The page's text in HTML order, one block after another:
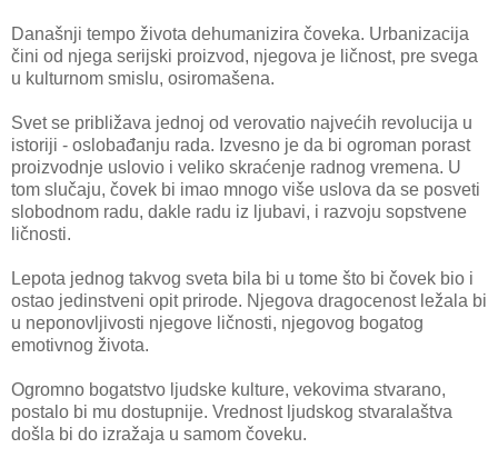
Današnji tempo života dehumanizira čoveka. Urbanizacija
čini od njega serijski proizvod, njegova je ličnost, pre svega
u kulturnom smislu, osiromašena.
Svet se približava jednoj od verovatio najvećih revolucija u
istoriji - oslobađanju rada. Izvesno je da bi ogroman porast
proizvodnje uslovio i veliko skraćenje radnog vremena. U
tom slučaju, čovek bi imao mnogo više uslova da se posveti
slobodnom radu, dakle radu iz ljubavi, i razvoju sopstvene
ličnosti.
Lepota jednog takvog sveta bila bi u tome što bi čovek bio i
ostao jedinstveni opit prirode. Njegova dragocenost ležala bi
u neponovljivosti njegove ličnosti, njegovog bogatog
emotivnog života.
Ogromno bogatstvo ljudske kulture, vekovima stvarano,
postalo bi mu dostupnije. Vrednost ljudskog stvaralaštva
došla bi do izražaja u samom čoveku.